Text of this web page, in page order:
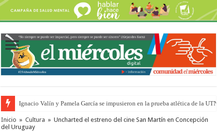
Ignacio Valín y Pamela García se impusieron en la prueba atlética de la
Inicio » Cultura » Uncharted el estreno del cine San Martín en Concepción
del Uruguay